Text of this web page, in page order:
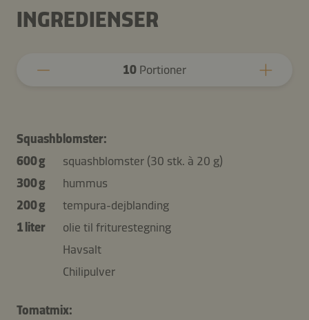
INGREDIENSER
10 Portioner
Squashblomster:
600 g
squashblomster (30 stk. à 20 g)
300 g
hummus
200 g
tempura-dejblanding
1 liter
olie til friturestegning
Havsalt
Chilipulver
Tomatmix: